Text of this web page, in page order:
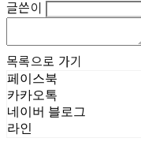
글쓴이
목록으로 가기
페이스북
카카오톡
네이버 블로그
라인